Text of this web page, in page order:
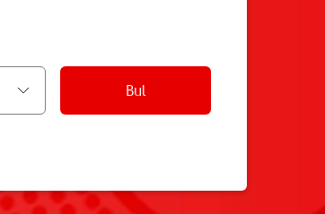
Bul